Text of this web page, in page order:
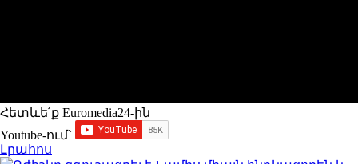
Հետևե՛ք Euromedia24-ին
Youtube-ում`
Լրահոս